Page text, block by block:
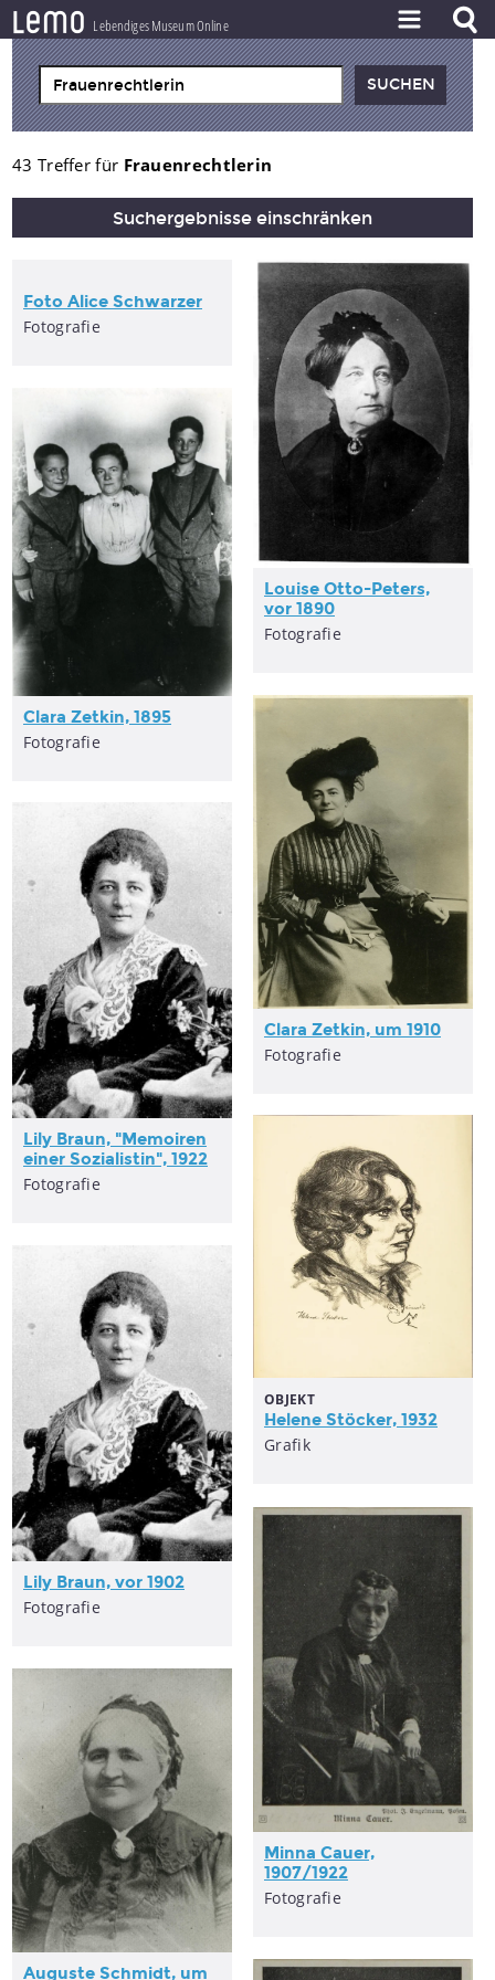
lemo Lebendiges Museum Online
ZEITSTRAHL
THEMEN
ZEITZEUGEN
BESTAND
PROJEKT
43 Treffer für Frauenrechtlerin
Suchergebnisse einschränken
Foto Alice Schwarzer
Fotografie
Louise Otto-Peters,
vor 1890
Fotografie
Clara Zetkin, 1895
Fotografie
Clara Zetkin, um 1910
Fotografie
Lily Braun, "Memoiren
einer Sozialistin", 1922
Fotografie
OBJEKT
Helene Stöcker, 1932
Grafik
Lily Braun, vor 1902
Fotografie
Minna Cauer,
1907/1922
Fotografie
Auguste Schmidt, um